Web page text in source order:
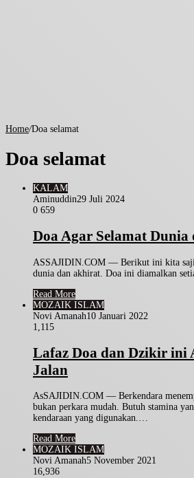
Home/Doa selamat
Doa selamat
KALAM
Aminuddin29 Juli 2024
0 659
Doa Agar Selamat
ASSAJIDIN.COM — Berikut ini kita
dunia dan akhirat. Doa ini diamalkan
Read More
MOZAIK ISLAM
Novi Amanah10 Januari 2022
1,115
Lafaz Doa dan Dzikir ini
Jalan
AsSAJIDIN.COM — Berkendara
bukan perkara mudah. Butuh stamina
kendaraan yang digunakan.…
Read More
MOZAIK ISLAM
Novi Amanah5 November 2021
16,936